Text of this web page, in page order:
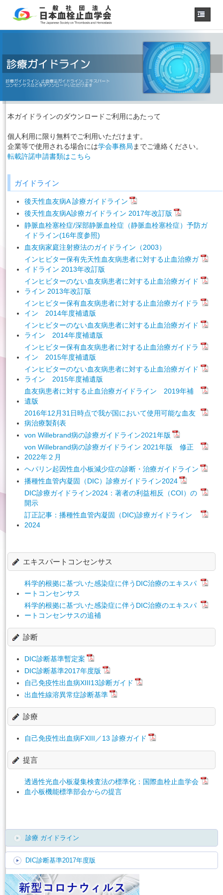
学会概要・理事長挨拶
各種委員会
認定医制度
認定技師制度
学術集会
リンク
本ガイドラインのダウンロードご利用にあたって
個人利用に限り無料でご利用いただけます。
企業等で使用される場合には学会事務局 までご連絡ください。
転載許諾申請書類はこちら
ガイドライン
後天性血友病A 診療ガイドライン
後天性血友病A診療ガイドライン 2017年改訂版
静脈血栓塞栓症/深部静脈血栓症（静脈血栓塞栓症）予防ガ
イドライン(16年度参照)
血友病家庭注射療法のガイドライン（2003）
インヒビター保有先天性血友病患者に対する止血治療ガ
イドライン 2013年改訂版
インヒビターのない血友病患者に対する止血治療ガイド
ライン 2013年改訂版
インヒビター保有血友病患者に対する止血治療ガイドラ
イン 2014年度補遺版
インヒビターのない血友病患者に対する止血治療ガイド
ライン 2014年度補遺版
インヒビター保有血友病患者に対する止血治療ガイドラ
イン 2015年度補遺版
インヒビターのない血友病患者に対する止血治療ガイド
ライン 2015年度補遺版
血友病患者に対する止血治療ガイドライン 2019年補
遺版
2016年12月31日時点で我が国において使用可能な血友
病治療製剤表
von Willebrand病の診療ガイドライン2021年版
von Willebrand病の診療ガイドライン 2021年版 修正
2022年２月
ヘパリン起因性血小板減少症の診断・治療ガイドライン
播種性血管内凝固（DIC）診療ガイドライン2024
DIC診療ガイドライン2024：著者の利益相反（COI）の
開示
訂正記事：播種性血管内凝固（DIC)診療ガイドライン
2024
エキスパートコンセンサス
科学的根拠に基づいた感染症に伴うDIC治療のエキスパ
ートコンセンサス
科学的根拠に基づいた感染症に伴うDIC治療のエキスパ
ートコンセンサスの追補
診断
DIC診断基準暫定案
DIC診断基準2017年度版
自己免疫性出血病XIII13診断ガイド
出血性線溶異常症診断基準
診療
自己免疫性出血病FXIII／13 診療ガイド
提言
透過性光血小板凝集検査法の標準化：国際血栓止血学会
血小板機能標準部会からの提言
診療 ガイドライン
DIC診断基準2017年度版